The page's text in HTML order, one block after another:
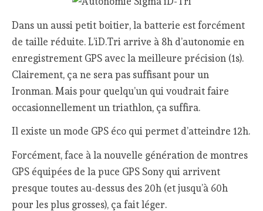
Dans un aussi petit boitier, la batterie est forcément
de taille réduite. L’iD.Tri arrive à 8h d’autonomie en
enregistrement GPS avec la meilleure précision (1s).
Clairement, ça ne sera pas suffisant pour un
Ironman. Mais pour quelqu’un qui voudrait faire
occasionnellement un triathlon, ça suffira.
Il existe un mode GPS éco qui permet d’atteindre 12h.
Forcément, face à la nouvelle génération de montres
GPS équipées de la puce GPS Sony qui arrivent
presque toutes au-dessus des 20h (et jusqu’à 60h
pour les plus grosses), ça fait léger.